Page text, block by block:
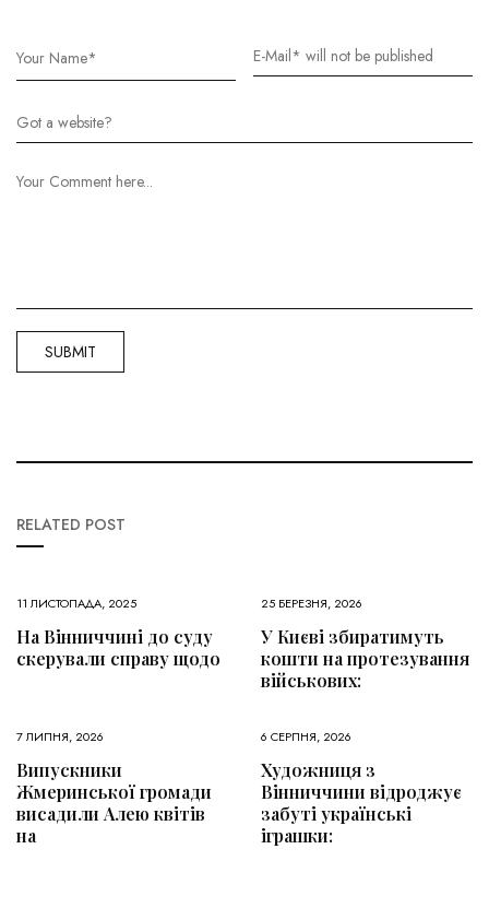
RELATED POST
11 ЛИСТОПАДА, 2025
На Вінниччині до суду
скерували справу щодо
25 БЕРЕЗНЯ, 2026
У Києві збиратимуть
кошти на протезування
військових:
7 ЛИПНЯ, 2026
Випускники
Жмеринської громади
висадили Алею квітів
на
6 СЕРПНЯ, 2026
Художниця з
Вінниччини відроджує
забуті українські
іграшки: